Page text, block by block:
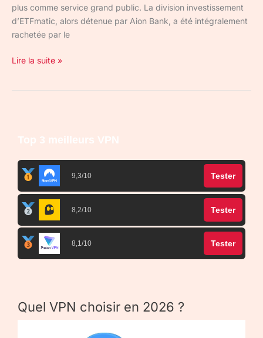
plus comme service grand public. La division investissement
d’ETFmatic, alors détenue par Aion Bank, a été intégralement
rachetée par le
Lire la suite »
Top 3 meilleurs VPN
9,3/10 Tester
8,2/10 Tester
8,1/10 Tester
Quel VPN choisir en 2026 ?